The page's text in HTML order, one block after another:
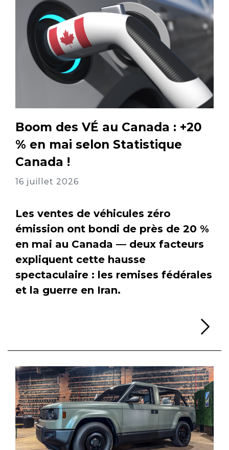
Boom des VÉ au Canada : +20
% en mai selon Statistique
Canada !
16 juillet 2026
Les ventes de véhicules zéro
émission ont bondi de près de 20 %
en mai au Canada — deux facteurs
expliquent cette hausse
spectaculaire : les remises fédérales
et la guerre en Iran.